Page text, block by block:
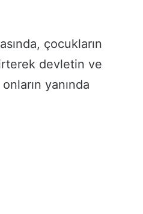
çocukların
devletin ve
yanında